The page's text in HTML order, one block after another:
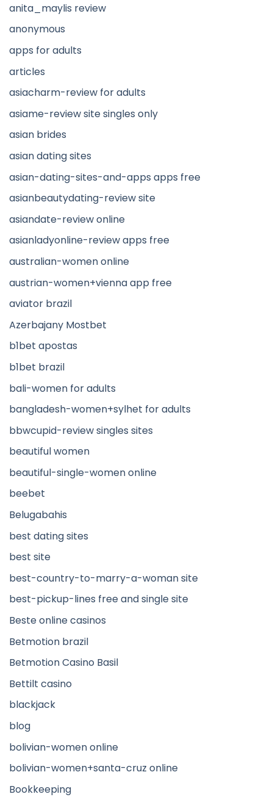
anita_maylis review
anonymous
apps for adults
articles
asiacharm-review for adults
asiame-review site singles only
asian brides
asian dating sites
asian-dating-sites-and-apps apps free
asianbeautydating-review site
asiandate-review online
asianladyonline-review apps free
australian-women online
austrian-women+vienna app free
aviator brazil
Azerbajany Mostbet
b1bet apostas
b1bet brazil
bali-women for adults
bangladesh-women+sylhet for adults
bbwcupid-review singles sites
beautiful women
beautiful-single-women online
beebet
Belugabahis
best dating sites
best site
best-country-to-marry-a-woman site
best-pickup-lines free and single site
Beste online casinos
Betmotion brazil
Betmotion Casino Basil
Bettilt casino
blackjack
blog
bolivian-women online
bolivian-women+santa-cruz online
Bookkeeping